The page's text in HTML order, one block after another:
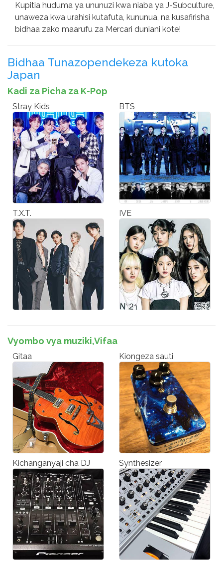
Kupitia huduma ya ununuzi kwa niaba ya J-Subculture,
unaweza kwa urahisi kutafuta, kununua, na kusafirisha
bidhaa zako maarufu za Mercari duniani kote!
Bidhaa Tunazopendekeza kutoka
Japan
Kadi za Picha za K-Pop
Stray Kids BTS
T.X.T. IVE
Vyombo vya muziki,Vifaa
Gitaa Kiongeza sauti
Kichanganyaji cha DJ Synthesizer